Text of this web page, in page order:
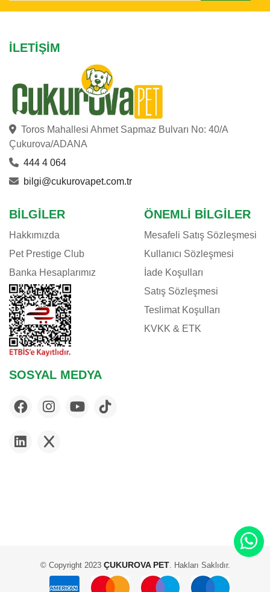
İLETIŞIM
Toros Mahallesi Ahmet Sapmaz Bulvarı No: 40/A
Çukurova/ADANA
444 4 064
bilgi@cukurovapet.com.tr
BILGILER
Hakkımızda
Pet Prestige Club
Banka Hesaplarımız
ÖNEMLI BILGILER
Mesafeli Satış Sözleşmesi
Kullanıcı Sözleşmesi
İade Koşulları
Satış Sözleşmesi
Teslimat Koşulları
KVKK & ETK
SOSYAL MEDYA
© Copyright 2023ÇUKUROVA PET. Hakları Saklıdır.